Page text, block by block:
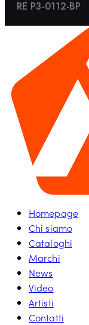
RE P3-0112-BP
Homepage
Chi siamo
Cataloghi
Marchi
News
Video
Artisti
Contatti